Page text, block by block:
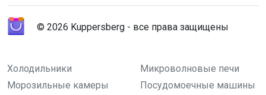
© 2026 Kuppersberg - все права защищены
Холодильники
Микроволновые печи
Морозильные камеры
Посудомоечные машины